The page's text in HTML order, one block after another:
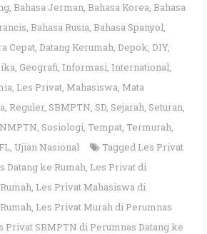
, Bahasa Jerman, Bahasa Korea, Bahasa
, Bahasa Rusia, Bahasa Spanyol,
Cepat, Datang Kerumah, Depok, DIY,
, Geografi, Informasi, International,
, Les Privat, Mahasiswa, Mata
, Reguler, SBMPTN, SD, Sejarah, Seturan,
, Sosiologi, Tempat, Termurah,
, Ujian Nasional Tagged Les Privat
Datang ke Rumah, Les Privat di
, Les Privat Mahasiswa di
, Les Privat Murah di Perumnas
Privat SBMPTN di Perumnas Datang ke